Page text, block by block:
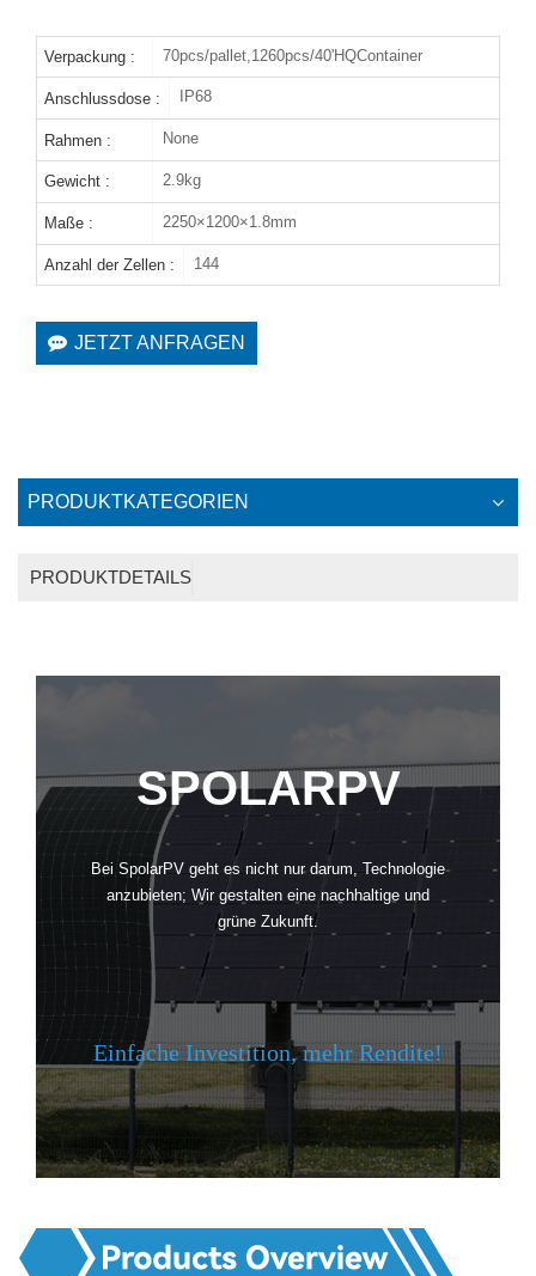
Verpackung : 70pcs/pallet,1260pcs/40'HQContainer
Anschlussdose : IP68
Rahmen : None
Gewicht : 2.9kg
Maße : 2250×1200×1.8mm
Anzahl der Zellen : 144
JETZT ANFRAGEN
PRODUKTKATEGORIEN
PRODUKTDETAILS
SPOLARPV
Bei SpolarPV geht es nicht nur darum, Technologie
anzubieten; Wir gestalten eine nachhaltige und
grüne Zukunft.
Einfache Investition, mehr Rendite!